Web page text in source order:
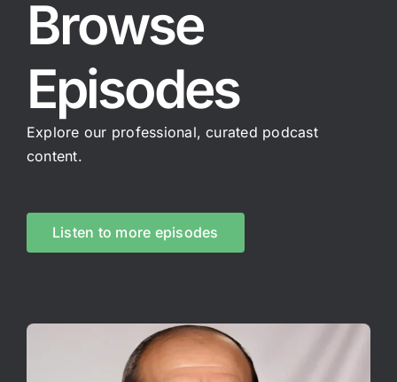
Browse
Episodes
Explore our professional, curated podcast
content.
Listen to more episodes